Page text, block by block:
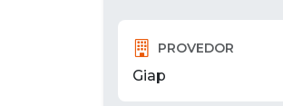
PROVEDOR
Giap